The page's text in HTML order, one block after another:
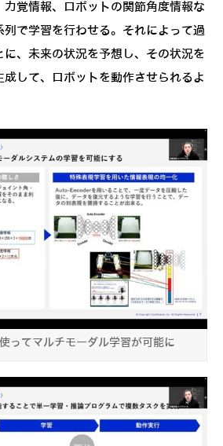
覚情報、ロボットの関節角度情報な
列で学習を行わせる。それによって過
、未来の状況を予想し、その状況を
して、ロボットを動作させられるよ
てマルチモーダル学習が可能に